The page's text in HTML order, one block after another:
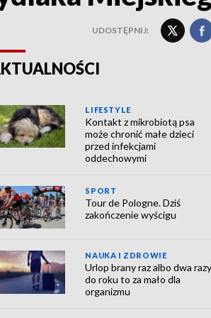
UDOSTĘPNIJ:
LIFESTYLE
Kontakt z mikrobiotą psa
może chronić małe dzieci
przed infekcjami
oddechowymi
SPORT
Tour de Pologne. Dziś
zakończenie wyścigu
NAUKA I ZDROWIE
Urlop brany raz albo dwa razy
do roku to za mało dla
organizmu